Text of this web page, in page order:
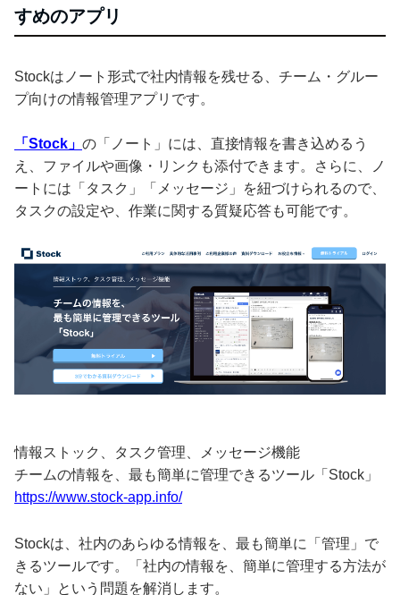
すめのアプリ
Stockはノート形式で社内情報を残せる、チーム・グルー
プ向けの情報管理アプリです。
「Stock」 の「ノート」には、直接情報を書き込めるう
え、ファイルや画像・リンクも添付できます。さらに、ノ
ートには「タスク」「メッセージ」を紐づけられるので、
タスクの設定や、作業に関する質疑応答も可能です。
情報ストック、タスク管理、メッセージ機能
チームの情報を、最も簡単に管理できるツール「Stock」
https://www.stock-app.info/
Stockは、社内のあらゆる情報を、最も簡単に「管理」で
きるツールです。「社内の情報を、簡単に管理する方法が
ない」という問題を解消します。